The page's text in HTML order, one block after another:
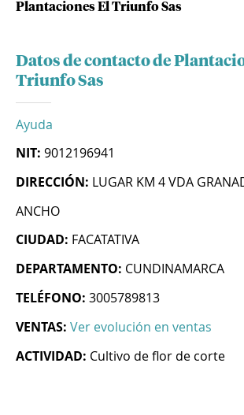
Plantaciones El Triunfo Sas
Datos de contacto de
Triunfo Sas
Ayuda
NIT: 9012196941
DIRECCIÓN: LUGAR KM 4 VDA
ANCHO
CIUDAD: FACATATIVA
DEPARTAMENTO: CUNDINAMARCA
TELÉFONO: 3005789813
VENTAS: Ver evolución en ventas
ACTIVIDAD: Cultivo de flor de corte